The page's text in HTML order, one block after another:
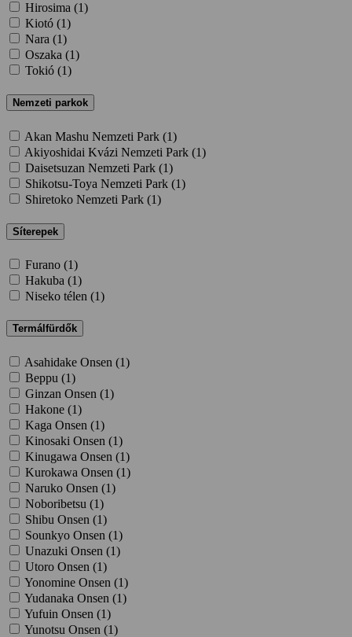
Hirosima (1)
Kiotó (1)
Nara (1)
Oszaka (1)
Tokió (1)
Nemzeti parkok
Akan Mashu Nemzeti Park (1)
Akiyoshidai Kvázi Nemzeti Park (1)
Daisetsuzan Nemzeti Park (1)
Shikotsu-Toya Nemzeti Park (1)
Shiretoko Nemzeti Park (1)
Síterepek
Furano (1)
Hakuba (1)
Niseko télen (1)
Termálfürdők
Asahidake Onsen (1)
Beppu (1)
Ginzan Onsen (1)
Hakone (1)
Kaga Onsen (1)
Kinosaki Onsen (1)
Kinugawa Onsen (1)
Kurokawa Onsen (1)
Naruko Onsen (1)
Noboribetsu (1)
Shibu Onsen (1)
Sounkyo Onsen (1)
Unazuki Onsen (1)
Utoro Onsen (1)
Yonomine Onsen (1)
Yudanaka Onsen (1)
Yufuin Onsen (1)
Yunotsu Onsen (1)